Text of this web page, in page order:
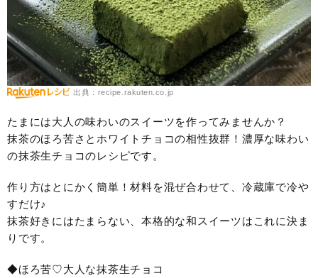
出典：recipe.rakuten.co.jp
たまには大人の味わいのスイーツを作ってみませんか？
抹茶のほろ苦さとホワイトチョコの相性抜群！濃厚な味わい
の抹茶生チョコのレシピです。
作り方はとにかく簡単！材料を混ぜ合わせて、冷蔵庫で冷や
すだけ♪
抹茶好きにはたまらない、本格的な和スイーツはこれに決ま
りです。
◆ほろ苦♡大人な抹茶生チョコ